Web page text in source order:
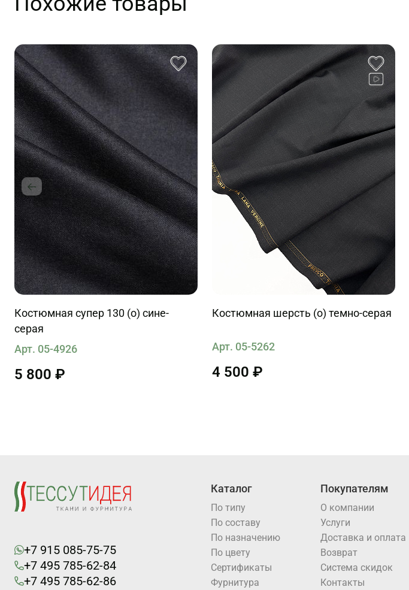
Костюмная супер 130 (о) сине-
серая
Арт. 05-4926
5 800 ₽
Костюмная шерсть (о) темно-серая
Арт. 05-5262
4 500 ₽
+7 915 085-75-75
+7 495 785-62-84
+7 495 785-62-86
Каталог
По типу
По составу
По назначению
По цвету
Cертификаты
Фурнитура
Покупателям
О компании
Услуги
Доставка и оплата
Возврат
Система скидок
Контакты